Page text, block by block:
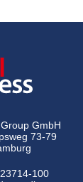
GmbH
73-79
100